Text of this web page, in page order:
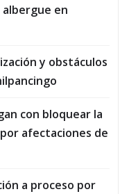
en
y obstáculos
con bloquear la
afectaciones de
a proceso por